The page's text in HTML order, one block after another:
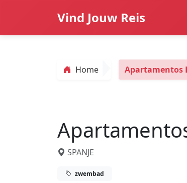
Vind Jouw Reis
Home Apartamentos
SPANJE
zwembad